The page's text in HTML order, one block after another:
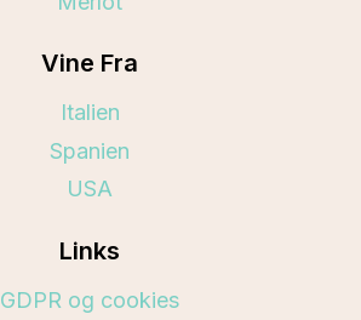
Vine Fra
Italien
Spanien
USA
Links
GDPR og cookies